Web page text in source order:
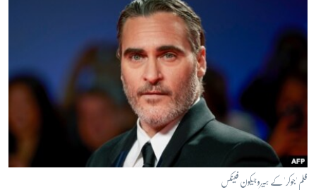
فلم 'جوکر' کے ہیرو جیکون فینکس